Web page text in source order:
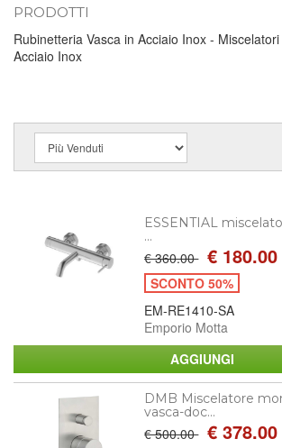
PRODOTTI
Rubinetteria Vasca in Acciaio Inox -
Acciaio Inox
ESSENTIAL
...
€ 360.00 € 180.00
SCONTO 50%
EM-RE1410-SA
Emporio Motta
DMB Miscelatore
vasca-doc...
€ 500.00 € 378.00